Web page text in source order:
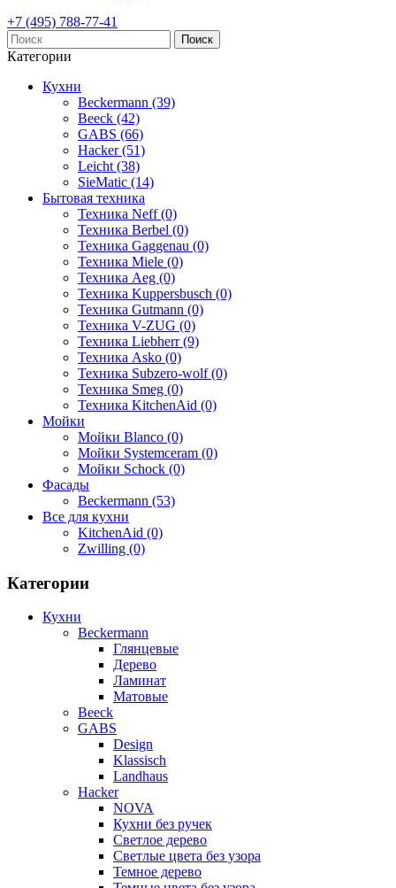
+7 (495) 788-77-41
Поиск
Категории
Кухни
Beckermann (39)
Beeck (42)
GABS (66)
Hacker (51)
Leicht (38)
SieMatic (14)
Бытовая техника
Техника Neff (0)
Техника Berbel (0)
Техника Gaggenau (0)
Техника Miele (0)
Техника Aeg (0)
Техника Kuppersbusch (0)
Техника Gutmann (0)
Техника V-ZUG (0)
Техника Liebherr (9)
Техника Asko (0)
Техника Subzero-wolf (0)
Техника Smeg (0)
Техника KitchenAid (0)
Мойки
Мойки Blanco (0)
Мойки Systemceram (0)
Мойки Schock (0)
Фасады
Beckermann (53)
Все для кухни
KitchenAid (0)
Zwilling (0)
Категории
Кухни
Beckermann
Глянцевые
Дерево
Ламинат
Матовые
Beeck
GABS
Design
Klassisch
Landhaus
Hacker
NOVA
Кухни без ручек
Светлое дерево
Светлые цвета без узора
Темное дерево